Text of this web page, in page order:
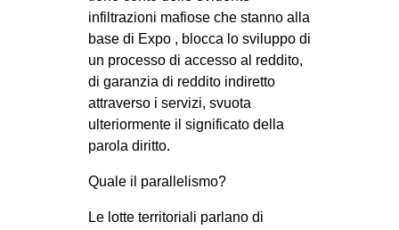
infiltrazioni mafiose che stanno alla
base di Expo , blocca lo sviluppo di
un processo di accesso al reddito,
di garanzia di reddito indiretto
attraverso i servizi, svuota
ulteriormente il significato della
parola diritto.
Quale il parallelismo?
Le lotte territoriali parlano di